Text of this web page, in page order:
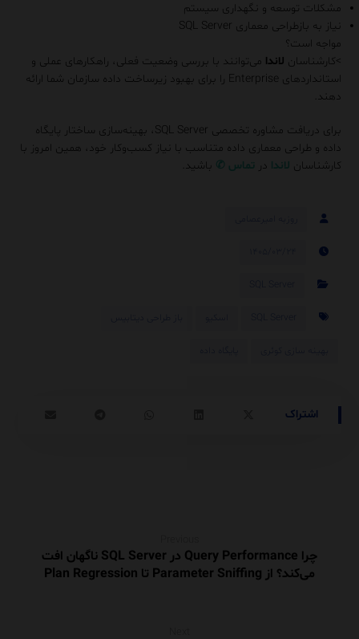
مشکلات توسعه و نگهداری سیستم
نیاز به بازطراحی معماری SQL Server
مواجه است؟
>کارشناسان لاندا می‌توانند با بررسی وضعیت فعلی، راهکارهای عملی و
استانداردهای Enterprise را برای بهبود زیرساخت داده سازمان شما ارائه
دهند.
برای دریافت مشاوره تخصصی SQL Server، بهینه‌سازی ساختار پایگاه
داده و طراحی معماری داده متناسب با نیاز کسب‌وکار خود، همین امروز با
کارشناسان لاندا در تماس ✆ باشید.
چرا Query Performance در SQL Server ناگهان افت
می‌کند؟ از Parameter Sniffing تا Plan Regression